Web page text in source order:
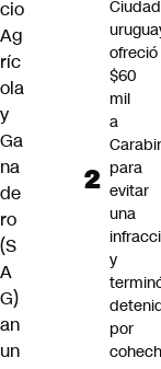
cio
Ag
ríc
ola
y
Ga
na
de
ro
(S
A
G)
an
un
ofreció
$60
mil
a
para
evitar
una
y
por